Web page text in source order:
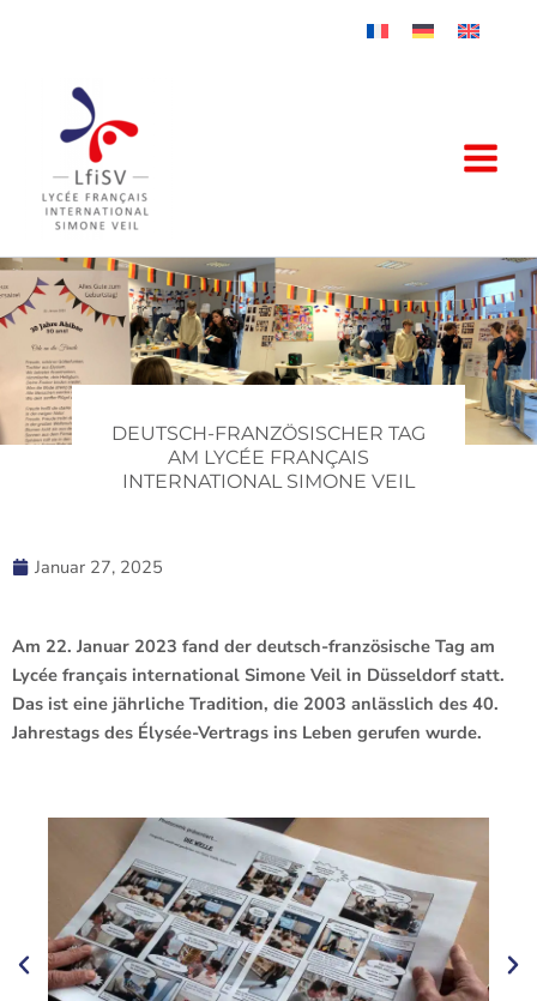
DEUTSCH-FRANZÖSISCHER TAG
AM LYCÉE FRANÇAIS
INTERNATIONAL SIMONE VEIL
Januar 27, 2025
Am 22. Januar 2023 fand der deutsch-französische Tag am
Lycée français international Simone Veil in Düsseldorf statt.
Das ist eine jährliche Tradition, die 2003 anlässlich des 40.
Jahrestags des Élysée-Vertrags ins Leben gerufen wurde.